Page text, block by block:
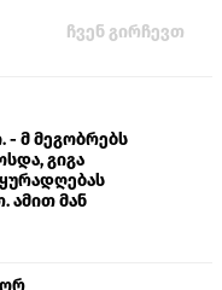
ჩვენ გირჩევთ
- მ მეგობრებს
გიგა
ამით მან
ავალიანს“
ორ